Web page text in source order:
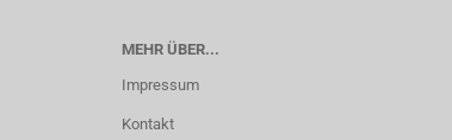
MEHR ÜBER...
Impressum
Kontakt